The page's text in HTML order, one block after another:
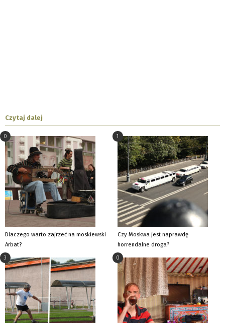
Czytaj dalej
Dlaczego warto zajrzeć na moskiewski
Arbat?
0
Czy Moskwa jest naprawdę
horrendalne droga?
1
3 0